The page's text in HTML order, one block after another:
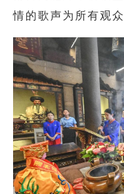
情的歌声为所有观